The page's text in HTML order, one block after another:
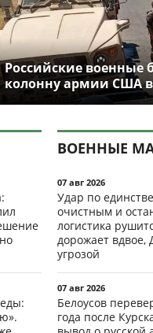
Российские военные
колонну армии США
ВОЕННЫЕ
07 авг 2026
Удар по
очистным и
логистика
дорожает вдвое,
угрозой
07 авг 2026
Белоусов
года после